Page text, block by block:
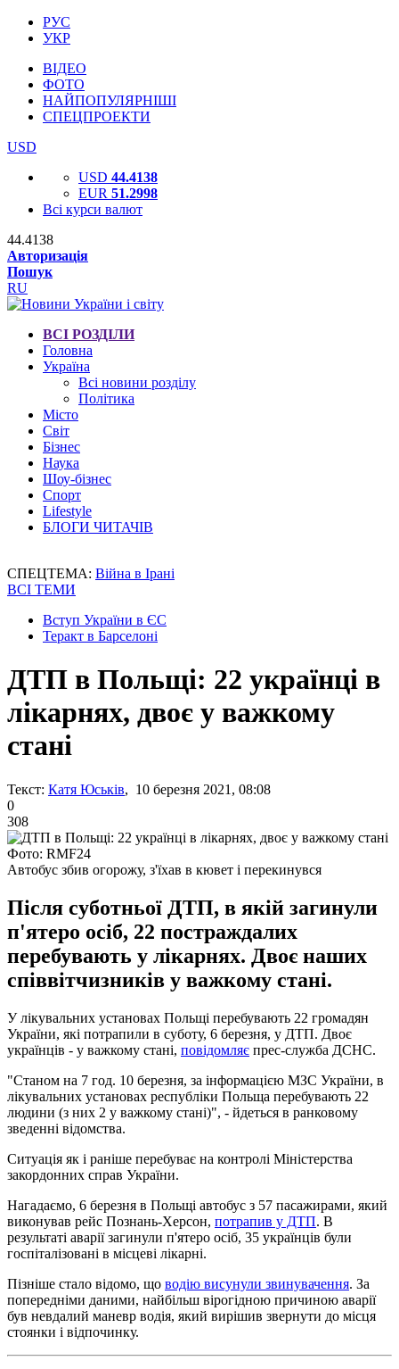
РУС
УКР
ВІДЕО
ФОТО
НАЙПОПУЛЯРНІШІ
СПЕЦПРОЕКТИ
USD
USD 44.4138
EUR 51.2998
Всі курси валют
44.4138
Авторизація
Пошук
RU
ВСІ РОЗДІЛИ
Головна
Україна
Всі новини розділу
Політика
Місто
Світ
Бізнес
Наука
Шоу-бізнес
Спорт
Lifestyle
БЛОГИ ЧИТАЧІВ
СПЕЦТЕМА: Війна в Ірані
ВСІ ТЕМИ
Вступ України в ЄС
Теракт в Барселоні
ДТП в Польщі: 22 українці в
лікарнях, двоє у важкому
стані
Текст: Катя Юськів, 10 березня 2021, 08:08
0
308
Фото: RMF24
Автобус збив огорожу, з'їхав в кювет і перекинувся
Після суботньої ДТП, в якій загинули
п'ятеро осіб, 22 постраждалих
перебувають у лікарнях. Двоє наших
співвітчизників у важкому стані.
У лікувальних установах Польщі перебувають 22 громадян
України, які потрапили в суботу, 6 березня, у ДТП. Двоє
українців - у важкому стані, повідомляє прес-служба ДСНС.
"Станом на 7 год. 10 березня, за інформацією МЗС України, в
лікувальних установах республіки Польща перебувають 22
людини (з них 2 у важкому стані)", - йдеться в ранковому
зведенні відомства.
Ситуація як і раніше перебуває на контролі Міністерства
закордонних справ України.
Нагадаємо, 6 березня в Польщі автобус з 57 пасажирами, який
виконував рейс Познань-Херсон, потрапив у ДТП. В
результаті аварії загинули п'ятеро осіб, 35 українців були
госпіталізовані в місцеві лікарні.
Пізніше стало відомо, що водію висунули звинувачення. За
попередніми даними, найбільш вірогідною причиною аварії
був невдалий маневр водія, який вирішив звернути до місця
стоянки і відпочинку.